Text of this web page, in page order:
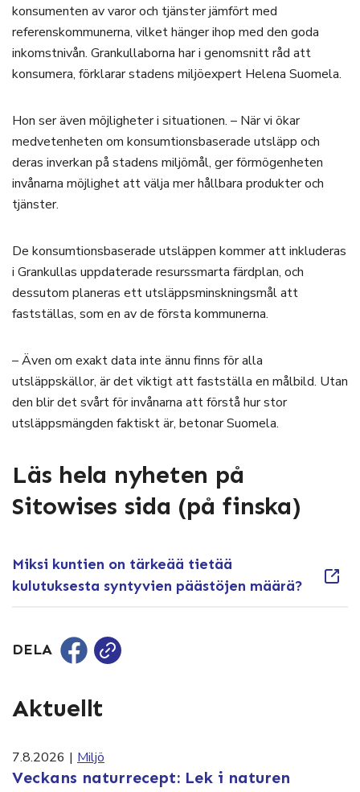
konsumenten av varor och tjänster jämfört med
referenskommunerna, vilket hänger ihop med den goda
inkomstnivån. Grankullaborna har i genomsnitt råd att
konsumera, förklarar stadens miljöexpert Helena Suomela.
Hon ser även möjligheter i situationen. – När vi ökar
medvetenheten om konsumtionsbaserade utsläpp och
deras inverkan på stadens miljömål, ger förmögenheten
invånarna möjlighet att välja mer hållbara produkter och
tjänster.
De konsumtionsbaserade utsläppen kommer att inkluderas
i Grankullas uppdaterade resurssmarta färdplan, och
dessutom planeras ett utsläppsminskningsmål att
fastställas, som en av de första kommunerna.
– Även om exakt data inte ännu finns för alla
utsläppskällor, är det viktigt att fastställa en målbild. Utan
den blir det svårt för invånarna att förstå hur stor
utsläppsmängden faktiskt är, betonar Suomela.
Läs hela nyheten på
Sitowises sida (på finska)
Miksi kuntien on tärkeää tietää
kulutuksesta syntyvien päästöjen määrä?
DELA
Aktuellt
7.8.2026 | Miljö
Veckans naturrecept: Lek i naturen